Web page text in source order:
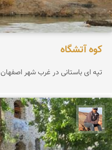
کوه آتشگاه
تپه ای باستانی در غرب شهر اصفهان
جمال زعیمی یزدی